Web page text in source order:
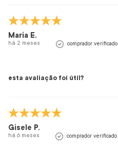
Maria E.
há 2 meses comprador verificado
esta avaliação foi útil?
Gisele P.
há 6 meses comprador verificado